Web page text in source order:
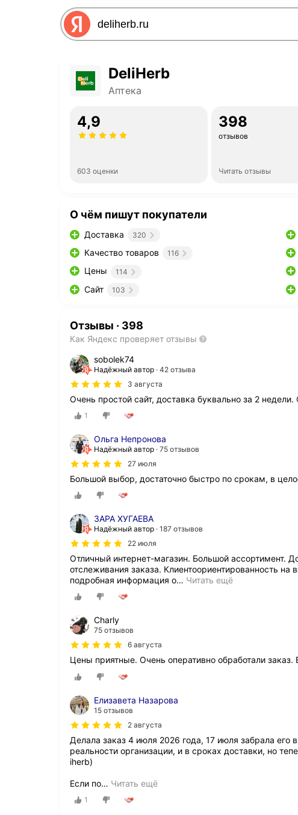
DeliHerb
Аптека
4,9
603 оценки
398
отзывов
Читать отзывы
О чём пишут покупатели
Доставка 320
Качество товаров 116
Цены 114
Сайт 103
Отзывы · 398
Как Яндекс проверяет отзывы
sobolek74
Надёжный автор 42 отзыва
3 августа
Очень простой сайт, доставка буквально за 2
1
Ольга Непронова
Надёжный автор 75 отзывов
27 июля
Большой выбор, достаточно быстро по срокам, в
ЗАРА ХУГАЕВА
Надёжный автор 187 отзывов
22 июля
Отличный интернет-магазин. Большой ассортимент.
отслеживания заказа. Клиентоориентированность на
подробная информация о… Читать ещё
Charly
75 отзывов
6 августа
Цены приятные. Очень оперативно обработали
Елизавета Назарова
15 отзывов
2 августа
Делала заказ 4 июля 2026 года, 17 июля забрала его
реальности организации, и в сроках доставки, но
iherb)
Если по… Читать ещё
1